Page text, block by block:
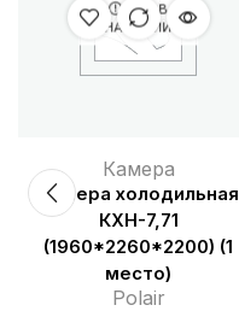
НЕТ В
НАЛИЧИИ
Камера
Камера холодильная
КХН-7,71
(1960*2260*2200) (1
место)
Polair